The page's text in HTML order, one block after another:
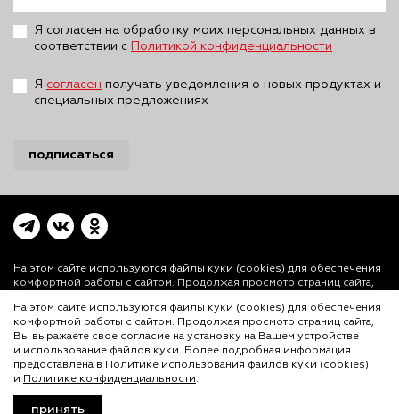
Я согласен на обработку моих персональных данных в
соответствии с
Политикой конфиденциальности
Я согласен получать уведомления о новых продуктах и
специальных предложениях
подписаться
На этом сайте используются файлы куки (cookies) для обеспечения
комфортной работы с сайтом. Продолжая просмотр страниц сайта,
использование файлов куки. Более подробная информация
предоставлена вПолитике использования файлов куки (cookies)и
Политике конфиденциальности.
© ООО «Лигал Академия» 2016-2026.
только с согласия ООО «Лигал Академия».
На этом сайте используются файлы куки (cookies) для обеспечения
комфортной работы с сайтом. Продолжая просмотр страниц сайта,
Вы выражаете свое согласие на установку на Вашем устройстве
и использование файлов куки. Более подробная информация
предоставлена в Политике использования файлов куки (cookies)
и Политике конфиденциальности.
принять